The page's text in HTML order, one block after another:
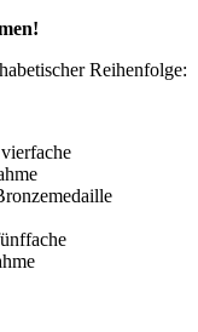
Reihenfolge: